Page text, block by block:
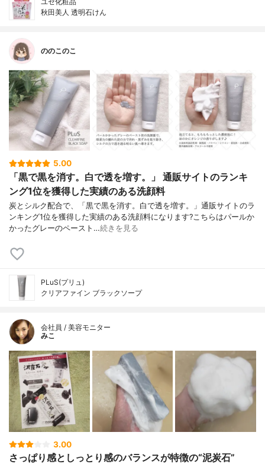
秋田美人 透明石けん
ののこのこ
5.00
「黒で黒を消す。白で透を増す。」 通販サイトのランキ
ング1位を獲得した実績のある洗顔料
炭とシルク配合で、 「黒で黒を消す。白で透を増す。」 通販サイトのラ
ンキング1位を獲得した実績のある洗顔料になります? こちらはパールか
かったグレーのペースト…続きを見る
PLuS(プリュ)
クリアファイン ブラックソープ
会社員 / 美容モニター
みこ
3.00
さっぱり感としっとり感のバランスが特徴の“泥炭石”